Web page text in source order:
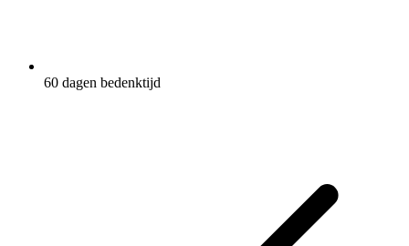
60 dagen bedenktijd